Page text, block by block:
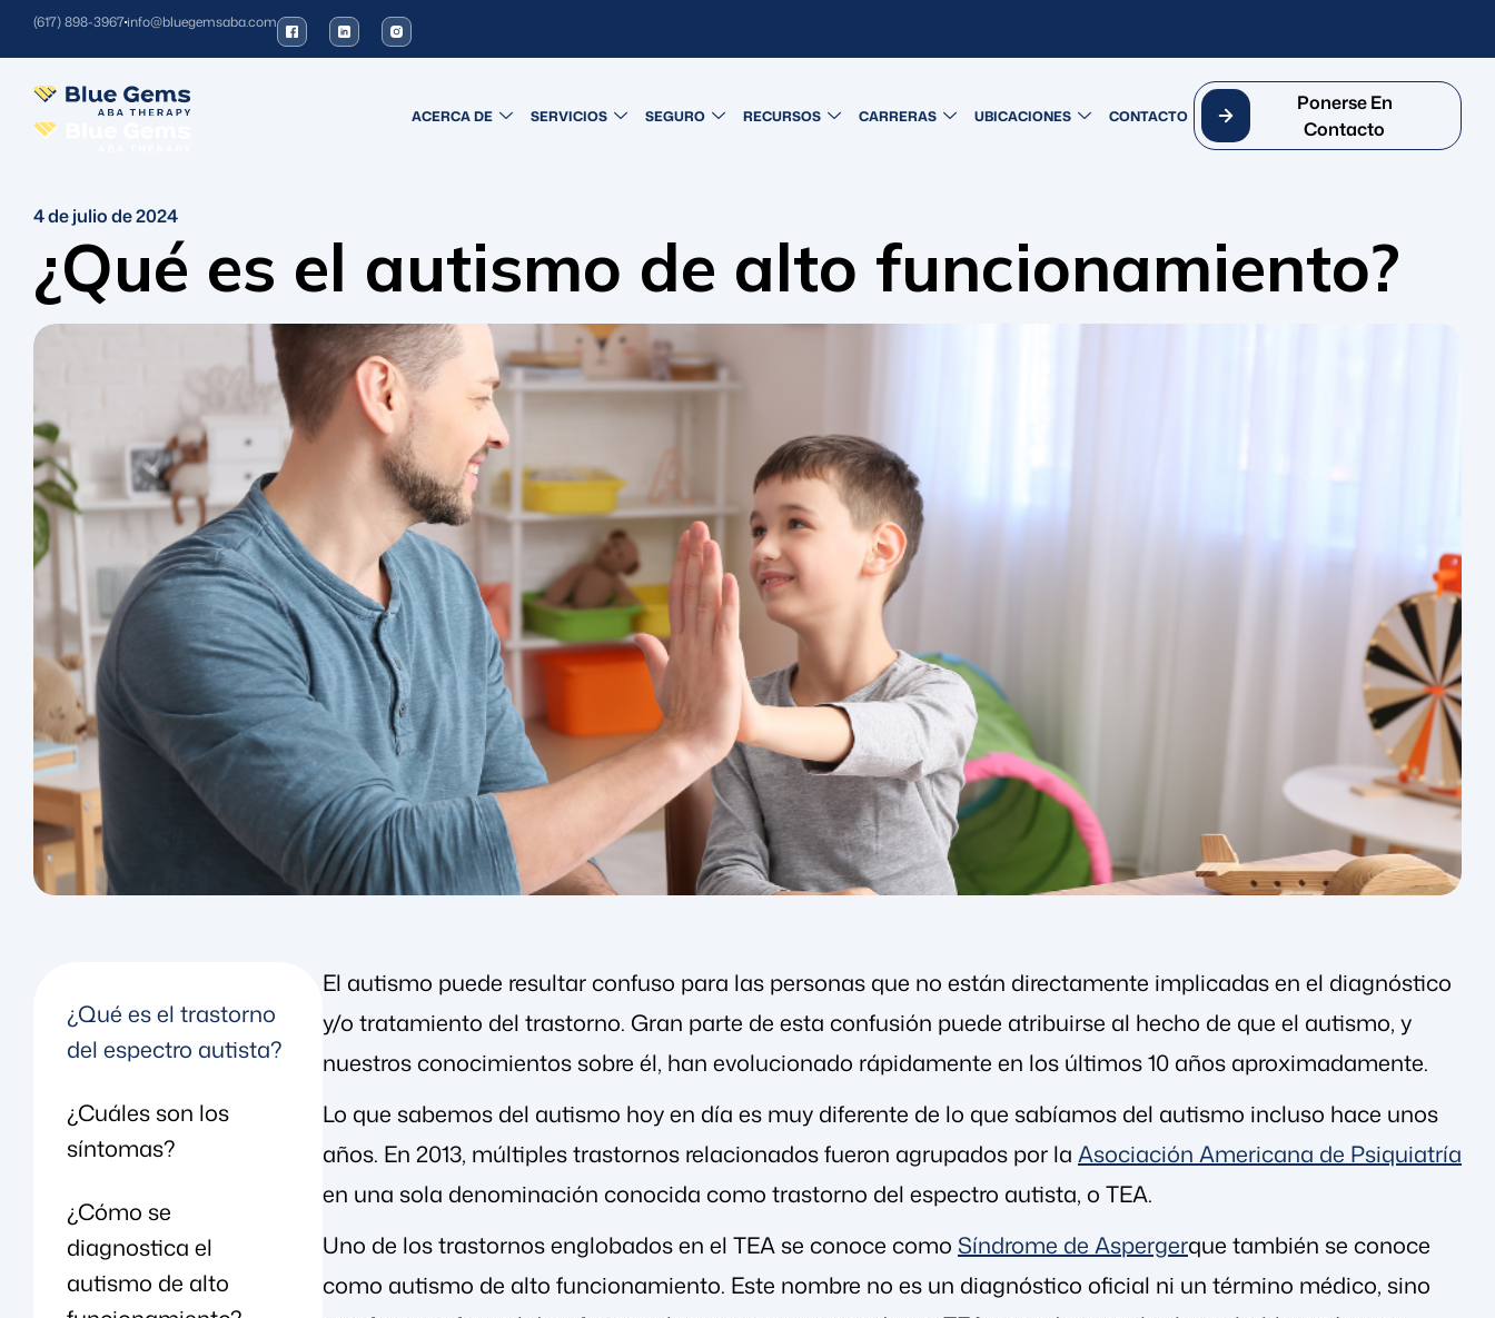
(617) 898-3967info@bluegemsaba.com
ACERCA DE SERVICIOS SEGURO RECURSOS CARRERAS UBICACIONES CONTACTO
Ponerse En
Contacto
4 de julio de 2024
¿Qué es el autismo de alto funcionamiento?
¿Qué es el trastorno
del espectro autista?
¿Cuáles son los
síntomas?
¿Cómo se
diagnostica el
autismo de alto
El autismo puede resultar confuso para las personas que no están directamente implicadas en el diagnóstico
y/o tratamiento del trastorno. Gran parte de esta confusión puede atribuirse al hecho de que el autismo, y
nuestros conocimientos sobre él, han evolucionado rápidamente en los últimos 10 años aproximadamente.
Lo que sabemos del autismo hoy en día es muy diferente de lo que sabíamos del autismo incluso hace unos
años. En 2013, múltiples trastornos relacionados fueron agrupados por la Asociación Americana de Psiquiatría
en una sola denominación conocida como trastorno del espectro autista, o TEA.
Uno de los trastornos englobados en el TEA se conoce como Síndrome de Aspergerque también se conoce
como autismo de alto funcionamiento. Este nombre no es un diagnóstico oficial ni un término médico, sino